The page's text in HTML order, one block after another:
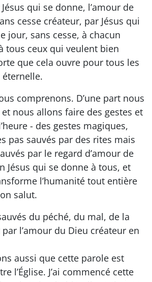
qui se donne, l’amour de
cesse créateur, par Jésus qui
jour, sans cesse, à chacun
tous ceux qui veulent bien
que cela ouvre pour tous les
éternelle.
comprenons. D’une part nous
nous allons faire des gestes et
- des gestes magiques,
pas sauvés par des rites mais
par le regard d’amour de
Jésus qui se donne à tous, et
l’humanité tout entière
salut.
du péché, du mal, de la
par l’amour du Dieu créateur en
aussi que cette parole est
l’Église. J’ai commencé cette